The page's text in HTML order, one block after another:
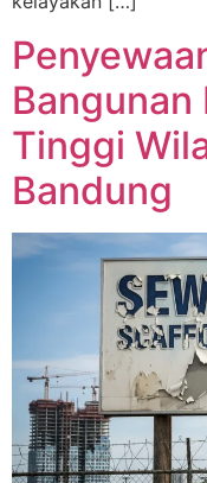
Tinggi
Bandung